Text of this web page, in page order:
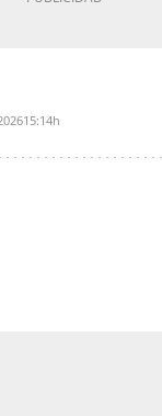
15:14h